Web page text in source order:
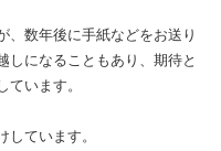
、数年後に手紙などをお送り
しになることもあり、期待と
います。
ています。